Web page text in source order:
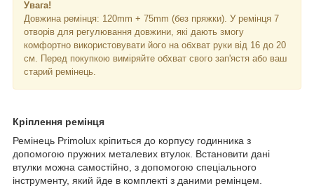
Увага!
Довжина ремінця: 120mm + 75mm (без пряжки). У ремінця 7
отворів для регулювання довжини, які дають змогу
комфортно використовувати його на обхват руки від 16 до 20
см. Перед покупкою виміряйте обхват свого зап'ястя або ваш
старий ремінець.
Кріплення ремінця
Ремінець Primolux кріпиться до корпусу годинника з
допомогою пружних металевих втулок. Встановити дані
втулки можна самостійно, з допомогою спеціального
інструменту, який йде в комплекті з даними ремінцем.